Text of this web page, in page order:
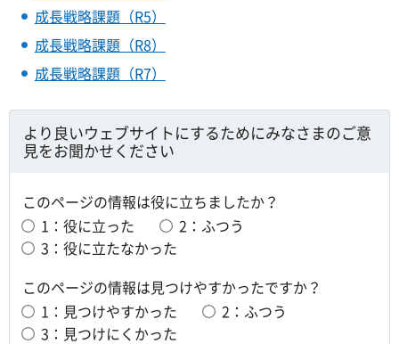
成長戦略課題（R5）
成長戦略課題（R8）
成長戦略課題（R7）
より良いウェブサイトにするためにみなさまのご意
見をお聞かせください
このページの情報は役に立ちましたか？
1：役に立った
2：ふつう
3：役に立たなかった
このページの情報は見つけやすかったですか？
1：見つけやすかった
2：ふつう
3：見つけにくかった